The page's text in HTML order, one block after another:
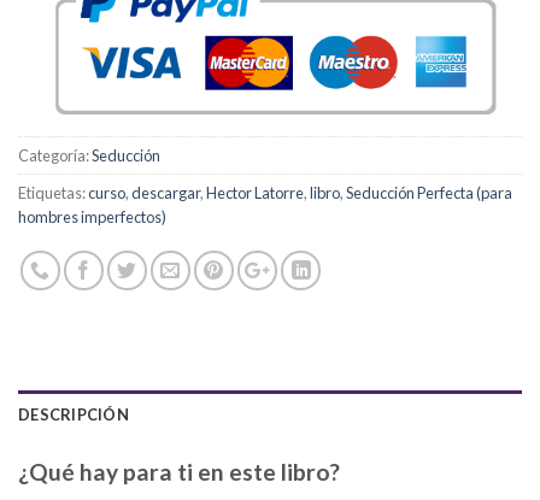
Categoría:Seducción
Etiquetas:curso,descargar,Hector Latorre,libro,Seducción Perfecta (para
hombres imperfectos)
DESCRIPCIÓN
¿Qué hay para ti en este libro?